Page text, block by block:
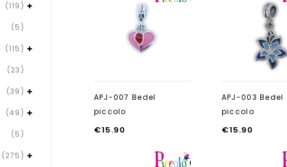
APJ-007 Bedel
piccolo
€15.90
APJ-003 Bedel
piccolo
€15.90
(119)
(5)
(115)
(23)
(39)
(49)
(5)
(275)